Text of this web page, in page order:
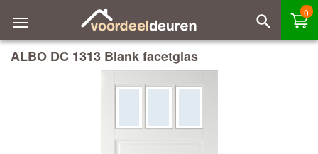
0
ALBO DC 1313 Blank facetglas